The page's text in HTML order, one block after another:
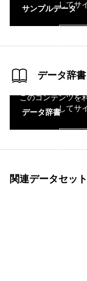
サンプルデータ
してサ
データ辞書
データ辞書
このコンテンツを
してサ
関連データセット